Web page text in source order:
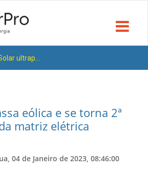
ultrap...
eólica e se torna 2ª
matriz elétrica
04 de Janeiro de 2023, 08:46:00